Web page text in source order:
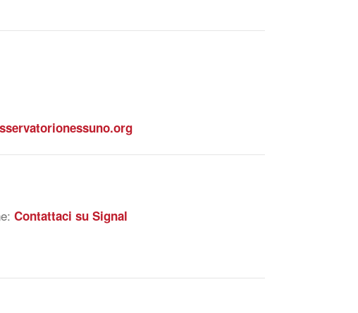
Contattaci su Signal